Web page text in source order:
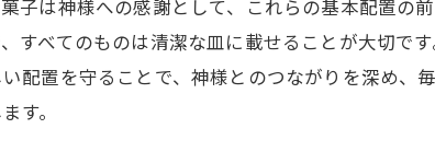
子は神様への感謝として、これらの基本配置の
すべてのものは清潔な皿に載せることが大切で
配置を守ることで、神様とのつながりを深め、
す。